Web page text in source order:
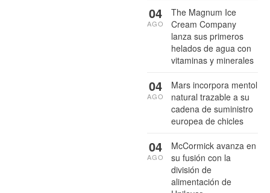
The Magnum Ice
Cream Company
lanza sus primeros
helados de agua con
vitaminas y minerales
04
AGO
Mars incorpora mentol
natural trazable a su
cadena de suministro
europea de chicles
04
AGO
McCormick avanza en
su fusión con la
división de
alimentación de
04
AGO